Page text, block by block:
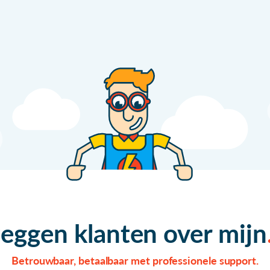
klanten over mijn
Betrouwbaar, betaalbaar met professionele support.